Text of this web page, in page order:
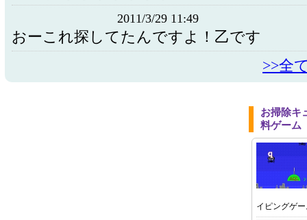
2011/3/29 11:49
おーこれ探してたんですよ！乙です
>>全
お掃除キ
料ゲーム
イピングゲ